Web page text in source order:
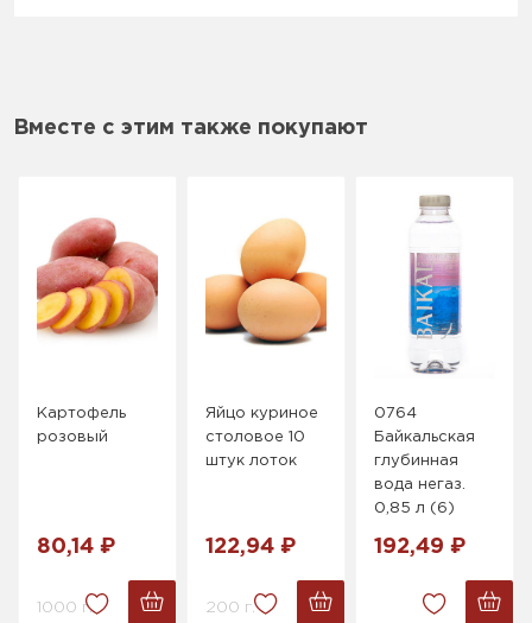
Вместе с этим также покупают
Картофель
розовый
80,14 ₽
1000 г.
Яйцо куриное
столовое 10
штук лоток
122,94 ₽
200 г.
0764
Байкальская
глубинная
вода негаз.
0,85 л (6)
192,49 ₽